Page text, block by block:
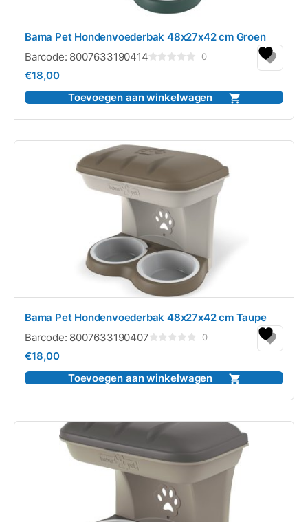
Bama Pet Hondenvoederbak 48x27x42 cm Groen
Barcode: 8007633190414
5
0
€18,00
Toevoegen aan winkelwagen
Bama Pet Hondenvoederbak 48x27x42 cm Taupe
Barcode: 8007633190407
5
0
€18,00
Toevoegen aan winkelwagen